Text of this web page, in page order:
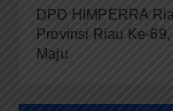
DPD HIMPERRA
Provinsi Riau Ke-
Maju